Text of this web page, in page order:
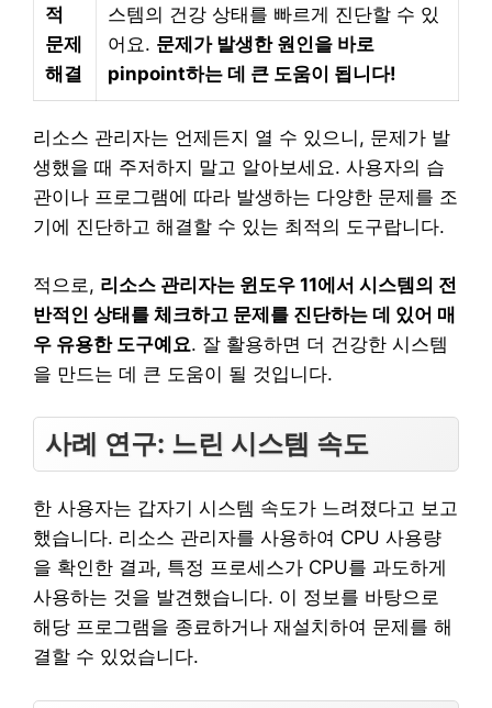
적
문제
해결
스템의 건강 상태를 빠르게 진단할 수 있
어요. 문제가 발생한 원인을 바로
pinpoint하는 데 큰 도움이 됩니다!
리소스 관리자는 언제든지 열 수 있으니, 문제가 발
생했을 때 주저하지 말고 알아보세요. 사용자의 습
관이나 프로그램에 따라 발생하는 다양한 문제를 조
기에 진단하고 해결할 수 있는 최적의 도구랍니다.
적으로, 리소스 관리자는 윈도우 11에서 시스템의 전
반적인 상태를 체크하고 문제를 진단하는 데 있어 매
우 유용한 도구예요. 잘 활용하면 더 건강한 시스템
을 만드는 데 큰 도움이 될 것입니다.
사례 연구: 느린 시스템 속도
한 사용자는 갑자기 시스템 속도가 느려졌다고 보고
했습니다. 리소스 관리자를 사용하여 CPU 사용량
을 확인한 결과, 특정 프로세스가 CPU를 과도하게
사용하는 것을 발견했습니다. 이 정보를 바탕으로
해당 프로그램을 종료하거나 재설치하여 문제를 해
결할 수 있었습니다.